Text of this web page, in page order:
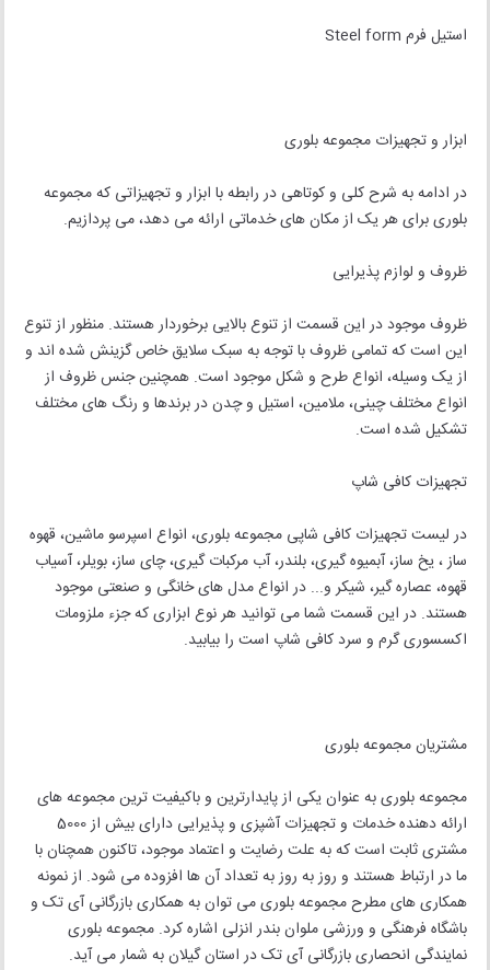
استیل فرم Steel form
ابزار و تجهیزات مجموعه بلوری
در ادامه به شرح کلی و کوتاهی در رابطه با ابزار و تجهیزاتی که مجموعه
بلوری برای هر یک از مکان های خدماتی ارائه می دهد، می پردازیم.
ظروف و لوازم پذیرایی
ظروف موجود در این قسمت از تنوع بالایی برخوردار هستند. منظور از تنوع
این است که تمامی ظروف با توجه به سبک سلایق خاص گزینش شده اند و
از یک وسیله، انواع طرح و شکل موجود است. همچنین جنس ظروف از
انواع مختلف چینی، ملامین، استیل و چدن در برندها و رنگ های مختلف
تشکیل شده است.
تجهیزات کافی شاپ
در لیست تجهیزات کافی شاپی مجموعه بلوری، انواع اسپرسو ماشین، قهوه
ساز ، یخ ساز، آبمیوه گیری، بلندر، آب مرکبات گیری، چای ساز، بویلر، آسیاب
قهوه، عصاره گیر، شیکر و... در انواع مدل های خانگی و صنعتی موجود
هستند. در این قسمت شما می توانید هر نوع ابزاری که جزء ملزومات
اکسسوری گرم و سرد کافی شاپ است را بیابید.
مشتریان مجموعه بلوری
مجموعه بلوری به عنوان یکی از پایدارترین و باکیفیت ترین مجموعه های
ارائه دهنده خدمات و تجهیزات آشپزی و پذیرایی دارای بیش از 5000
مشتری ثابت است که به علت رضایت و اعتماد موجود، تاکنون همچنان با
ما در ارتباط هستند و روز به روز به تعداد آن ها افزوده می شود. از نمونه
همکاری های مطرح مجموعه بلوری می توان به همکاری بازرگانی آی تک و
باشگاه فرهنگی و ورزشی ملوان بندر انزلی اشاره کرد. مجموعه بلوری
نمایندگی انحصاری بازرگانی آی تک در استان گیلان به شمار می آید.